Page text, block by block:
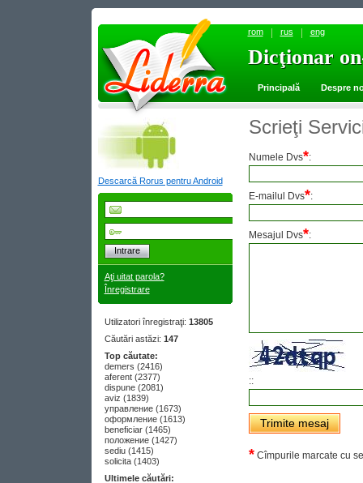
rom rus eng
Dicţionar
Dicţionar
Principală Despre
Descarcă Rorus pentru Android
Intrare
Aţi uitat parola?
Înregistrare
Utilizatori înregistraţi: 13805
Căutări astăzi: 147
Top căutate:
demers (2416)
aferent (2377)
dispune (2081)
aviz (1839)
управление (1673)
оформление (1613)
beneficiar (1465)
положение (1427)
sediu (1415)
solicita (1403)
Ultimele căutări:
Scrieţi
Numele Dvs*:
E-mailul Dvs*:
Mesajul Dvs*:
::
Trimite mesaj
*Cîmpurile marcate cu